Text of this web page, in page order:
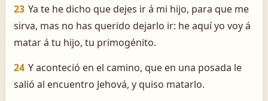
23 Ya te he dicho que dejes ir á mi hijo, para que me
sirva, mas no has querido dejarlo ir: he aquí yo voy á
matar á tu hijo, tu primogénito.
24 Y aconteció en el camino, que en una posada le
salió al encuentro Jehová, y quiso matarlo.